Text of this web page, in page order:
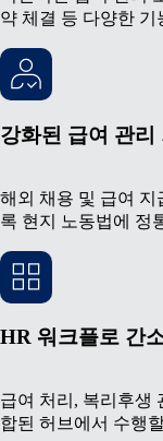
약 체결 등 다양한
강화된 급여 관리
해외 채용 및 급여 지
록 현지 노동법에 정
HR 워크플로 간
급여 처리, 복리후생
합된 허브에서 수행